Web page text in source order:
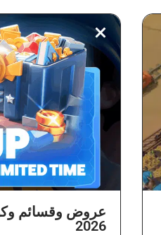
عروض وقسائم
2026